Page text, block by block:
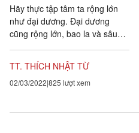
Hãy thực tập tâm ta rộng lớn
như đại dương. Đại dương
cũng rộng lớn, bao la và sâu
sâu hơn, có hiểu biết...
TT. THÍCH NHẬT TỪ
02/03/2022 825 lượt xem